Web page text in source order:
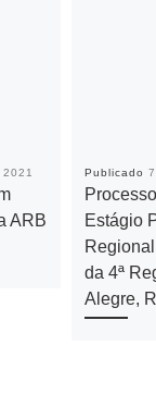
ARB
Publicado
Estágio
da 4ª
Alegre,